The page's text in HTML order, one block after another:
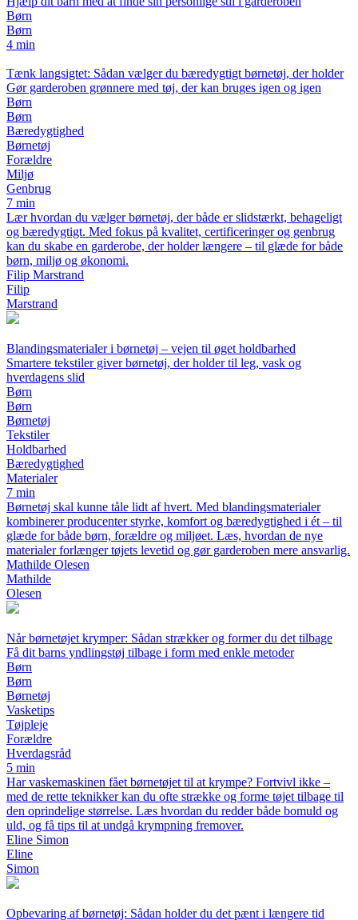
Børn
Børn
4 min
Tænk langsigtet: Sådan vælger du bæredygtigt børnetøj, der holder
Gør garderoben grønnere med tøj, der kan bruges igen og igen
Børn
Børn
Bæredygtighed
Børnetøj
Forældre
Miljø
Genbrug
7 min
Lær hvordan du vælger børnetøj, der både er slidstærkt, behageligt
og bæredygtigt. Med fokus på kvalitet, certificeringer og genbrug
kan du skabe en garderobe, der holder længere – til glæde for både
børn, miljø og økonomi.
Filip Marstrand
Filip
Marstrand
Blandingsmaterialer i børnetøj – vejen til øget holdbarhed
Smartere tekstiler giver børnetøj, der holder til leg, vask og
hverdagens slid
Børn
Børn
Børnetøj
Tekstiler
Holdbarhed
Bæredygtighed
Materialer
7 min
Børnetøj skal kunne tåle lidt af hvert. Med blandingsmaterialer
kombinerer producenter styrke, komfort og bæredygtighed i ét – til
glæde for både børn, forældre og miljøet. Læs, hvordan de nye
materialer forlænger tøjets levetid og gør garderoben mere ansvarlig.
Mathilde Olesen
Mathilde
Olesen
Når børnetøjet krymper: Sådan strækker og former du det tilbage
Få dit barns yndlingstøj tilbage i form med enkle metoder
Børn
Børn
Børnetøj
Vasketips
Tøjpleje
Forældre
Hverdagsråd
5 min
Har vaskemaskinen fået børnetøjet til at krympe? Fortvivl ikke –
med de rette teknikker kan du ofte strække og forme tøjet tilbage til
den oprindelige størrelse. Læs hvordan du redder både bomuld og
uld, og få tips til at undgå krympning fremover.
Eline Simon
Eline
Simon
Opbevaring af børnetøj: Sådan holder du det pænt i længere tid